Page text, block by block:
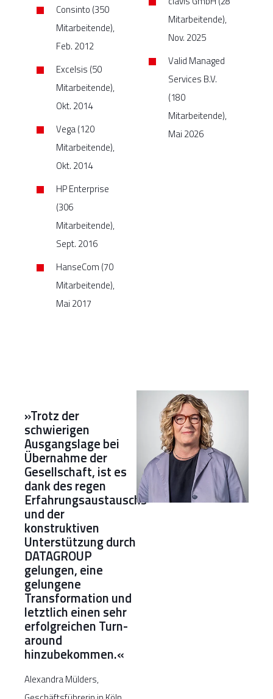
Consinto (350
Mitarbeitende),
Feb. 2012
Excelsis (50
Mitarbeitende),
Okt. 2014
Vega (120
Mitarbeitende),
Okt. 2014
HP Enterprise
(306
Mitarbeitende),
Sept. 2016
HanseCom (70
Mitarbeitende),
Mai 2017
Mitarbeitende),
Nov. 2025
Valid Managed
Services B.V.
(180
Mitarbeitende),
Mai 2026
»Trotz der
schwierigen
Ausgangslage bei
Übernahme der
Gesellschaft, ist es
dank des regen
Erfahrungsaustauschs
und der
konstruktiven
Unterstützung durch
DATAGROUP
gelungen, eine
gelungene
Transformation und
letztlich einen sehr
erfolgreichen Turn-
around
hinzubekommen.«
Alexandra Mülders,